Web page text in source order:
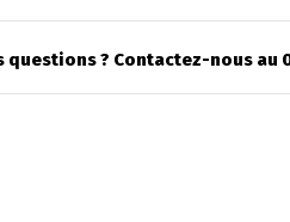
questions ? Contactez-nous au